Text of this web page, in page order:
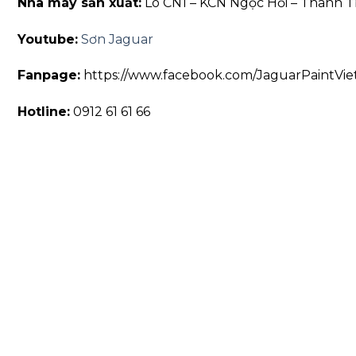
Youtube: Sơn Jaguar
Fanpage: https://www.facebook.com/
Hotline: 0912 61 61 66